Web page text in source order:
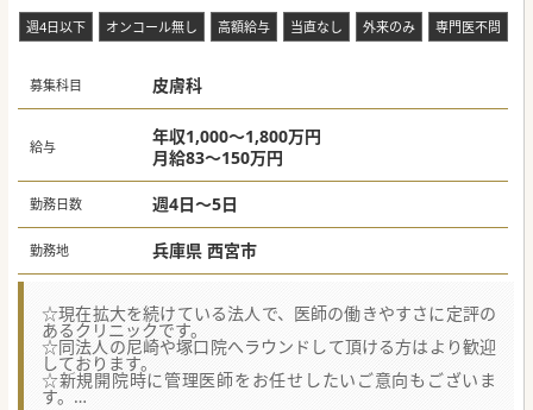
育児等の事情がある先生にもおすすめです。
■総合診療科を中心に各科が充実しています。ご専門以外の
#秋入職可
週4日以下 オンコール無し 高額給与 当直なし 外来のみ 専門医不問
募集科目 皮膚科
給与
年収1,000～1,800万円
月給83～150万円
勤務日数 週4日～5日
勤務地 兵庫県 西宮市
☆現在拡大を続けている法人で、医師の働きやすさに定評の
あるクリニックです。
☆同法人の尼崎や塚口院へラウンドして頂ける方はより歓迎
しております。
☆新規開院時に管理医師をお任せしたいご意向もございま
す。